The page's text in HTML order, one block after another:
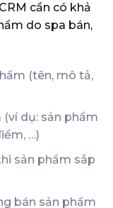
cần có khả
do spa bán,
(tên, mô tả,
dụ: sản phẩm
…)
sản phẩm sắp
bán sản phẩm